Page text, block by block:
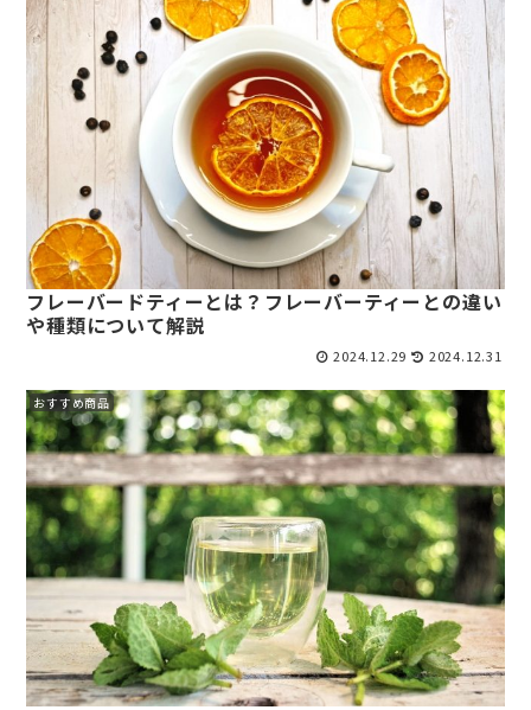
フレーバードティーとは？フレーバーティーとの違い
や種類について解説
2024.12.29 2024.12.31
おすすめ商品